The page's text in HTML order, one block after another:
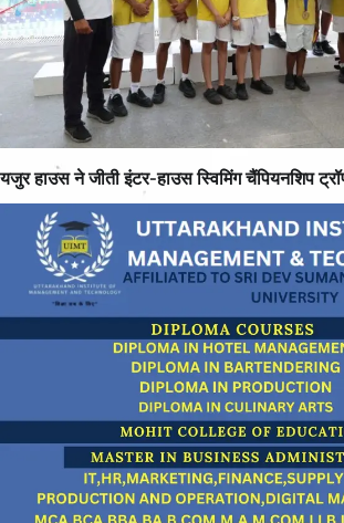
यजुर हाउस ने जीती इंटर-हाउस स्विमिंग चैंपियनशिप